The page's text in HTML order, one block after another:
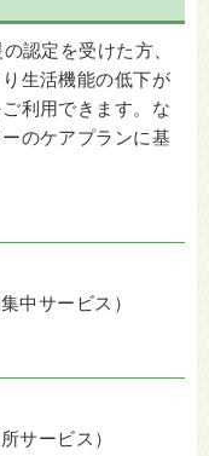
認定を受けた方、
生活機能の低下が
利用できます。な
のケアプランに基
中サービス）
サービス）